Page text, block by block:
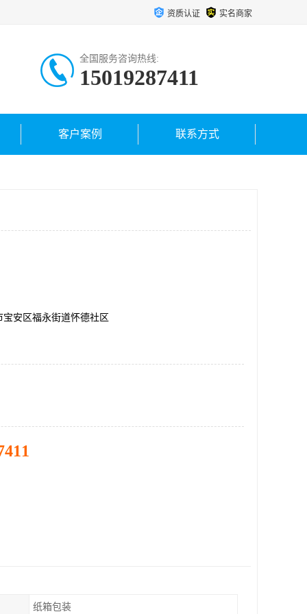
资质认证 实名商家
全国服务咨询热线:
15019287411
客户案例 联系方式
宝安区福永街道怀德社区
纸箱包装